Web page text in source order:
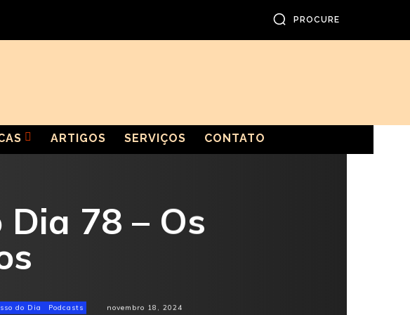
PROCURE
ARTIGOS SERVIÇOS CONTATO
Dia 78 – Os
do Dia Podcasts novembro 18, 2024